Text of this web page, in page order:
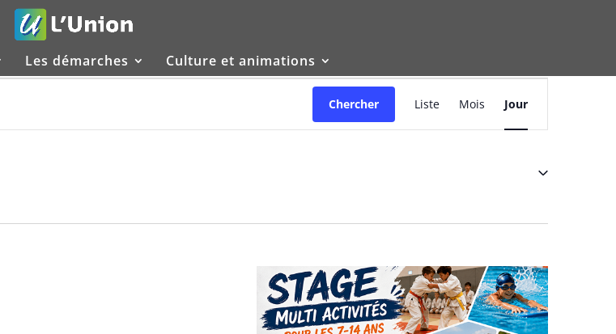
Les démarches Culture et animations
Chercher
Navigation
de
vues
Liste Mois Jour